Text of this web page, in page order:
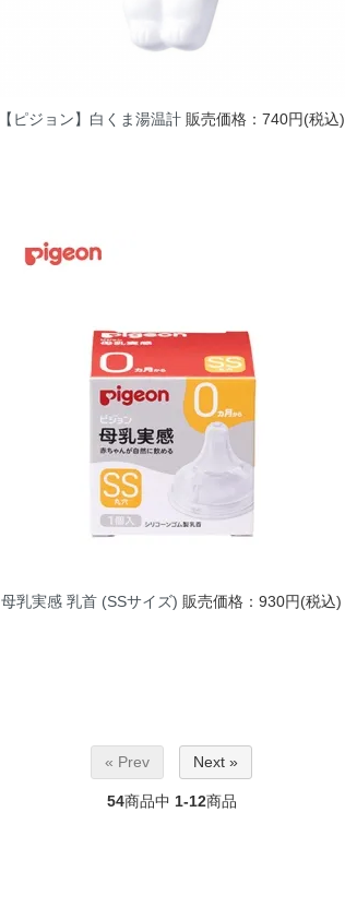
【ピジョン】白くま湯温計 販売価格：740円(税込)
母乳実感 乳首 (SSサイズ) 販売価格：930円(税込)
« Prev Next »
54商品中 1-12商品